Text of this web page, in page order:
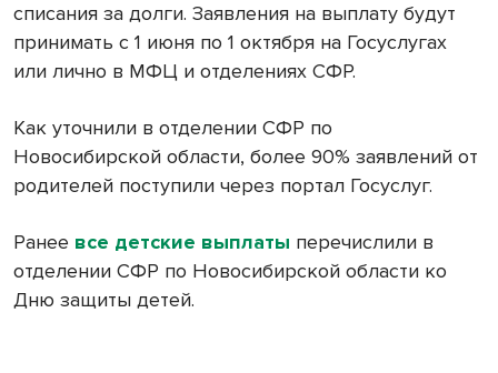
списания за долги. Заявления на выплату будут
принимать с 1 июня по 1 октября на Госуслугах
или лично в МФЦ и отделениях СФР.
Как уточнили в отделении СФР по
Новосибирской области, более 90% заявлений от
родителей поступили через портал Госуслуг.
Ранее все детские выплаты перечислили в
отделении СФР по Новосибирской области ко
Дню защиты детей.